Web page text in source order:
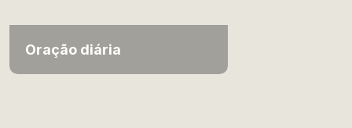
Oração diária